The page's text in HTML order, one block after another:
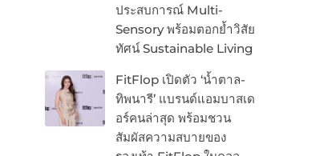
ประสบการณ์ Multi-
Sensory พร้อมตอกย้ำวิสัย
ทัศน์ Sustainable Living
FitFlop เปิดตัว ‘น้ำตาล-
ทิพนารี’ แบรนด์แอมบาสเด
อร์คนล่าสุด พร้อมชวน
สัมผัสความสบายของ